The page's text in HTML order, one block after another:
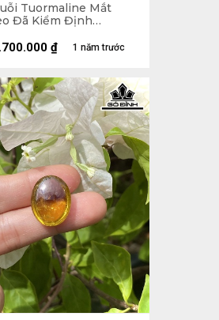
Tuormaline Mắt
Đã Kiểm Định
1 năm trước
₫